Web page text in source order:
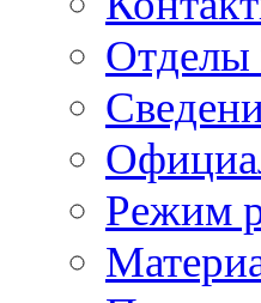
Отделы
Режим